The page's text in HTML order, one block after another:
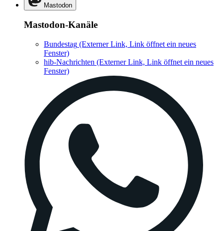
Mastodon
Mastodon-Kanäle
Bundestag (Externer Link, Link öffnet ein neues
Fenster)
hib-Nachrichten (Externer Link, Link öffnet ein neues
Fenster)